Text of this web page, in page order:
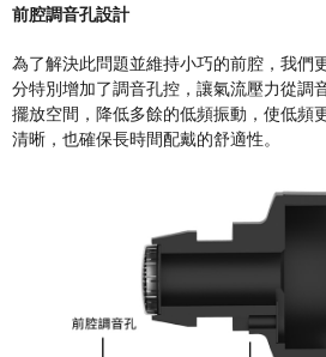
前腔調音孔設計
為了解決此問題並維持小巧的前腔，我們
分特別增加了調音孔控，讓氣流壓力從調
擺放空間，降低多餘的低頻振動，使低頻
清晰，也確保長時間配戴的舒適性。